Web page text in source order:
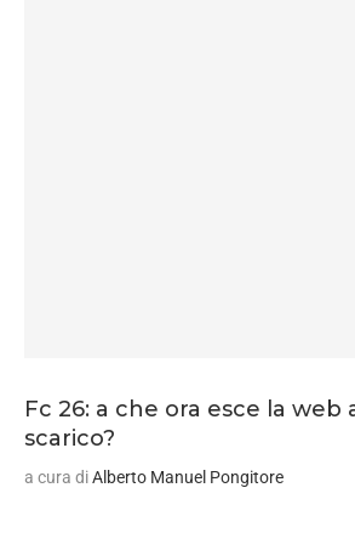
Fc 26: a che ora esce la web
scarico?
a cura diAlberto Manuel Pongitore